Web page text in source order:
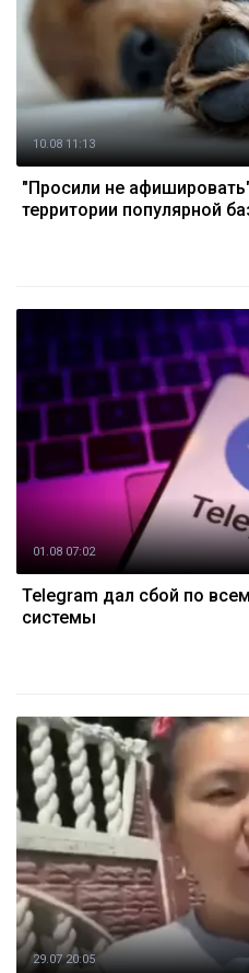
10.08 11:13
"Просили не
территории популярной
01.08 07:02
Telegram дал сбой по
системы
29.07 20:05